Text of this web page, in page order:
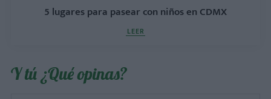
5 lugares para pasear con niños en CDMX
LEER
Y tú ¿Qué opinas?